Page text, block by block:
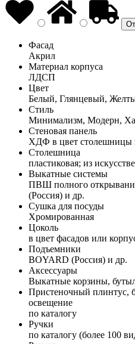
Фасад
Акрил
Материал корпуса
ЛДСП
Цвет
Белый, Глянцевый,
Стиль
Минимализм, Модерн,
Стеновая панель
ХДФ в цвет столешницы
Столешница
пластиковая; из
Выкатные системы
ПВШ полного
(Россия) и др.
Сушка для посуды
Хромированная
Цоколь
в цвет фасадов или
Подъемники
BOYARD (Россия) и др.
Аксессуары
Выкатные корзины,
Пристеночный плинтус,
освещение
по каталогу
Ручки
по каталогу (более 100